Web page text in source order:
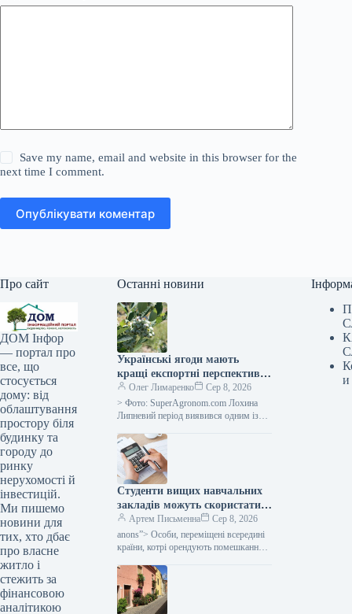
Save my name, email and website in this browser for the
next time I comment.
Опублікувати коментар
Про сайт
ДОМ Інфор
— портал про
все, що
стосується
дому: від
облаштування
простору біля
будинку та
городу до
ринку
нерухомості й
інвестицій.
Ми пишемо
новини для
тих, хто дбає
про власне
житло і
стежить за
фінансовою
аналітикою
Останні новини
Українські ягоди мають
кращі експортні перспективи,
однак слід зважати на
оновлені нормативні вимоги
— SuperAgronom.com
Олег Лимаренко
Сер 8, 2026
> Фото: SuperAgronom.com Лохина
Липневий період виявився одним із
України, що спеціалізується на
вирощуванні ягід. Саме…
Студенти вищих навчальних
закладів можуть скористатися
податковою знижкою на
оренду помешкання: які
вимоги слід дотриматися —
Артем Письменна
Сер 8, 2026
anons”> Особи, переміщені всередині
країни, котрі орендують помешкання,
пільгу та отримати назад частину
сплаченого податку на доходи
и